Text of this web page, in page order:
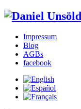
Impressum
Blog
AGBs
facebook